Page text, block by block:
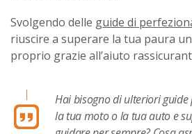
Svolgendo delle guide di
riuscire a superare la tua paura
proprio grazie all’aiuto
Hai bisogno di ulteriori
la tua moto o la tua auto e